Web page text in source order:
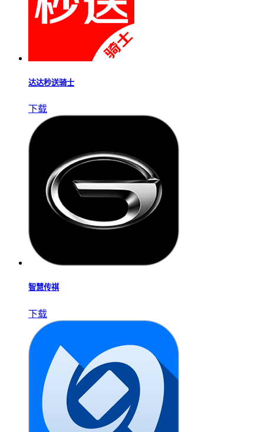
达达秒送骑士
下载
智慧传祺
下载